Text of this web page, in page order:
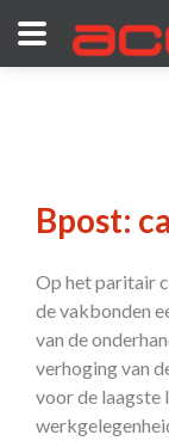
Bpost:
Op het paritair
de vakbonden
van de
verhoging van
voor de laagste